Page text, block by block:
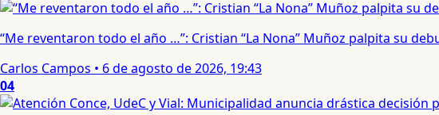
“Me reventaron todo el año …”: Cristian “La Nona” Muñoz palpita su
Carlos Campos • 6 de agosto de 2026, 19:43
04